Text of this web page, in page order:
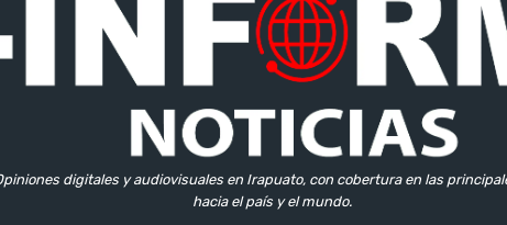
digitales y audiovisuales en Irapuato, con cobertura en las
hacia el país y el mundo.